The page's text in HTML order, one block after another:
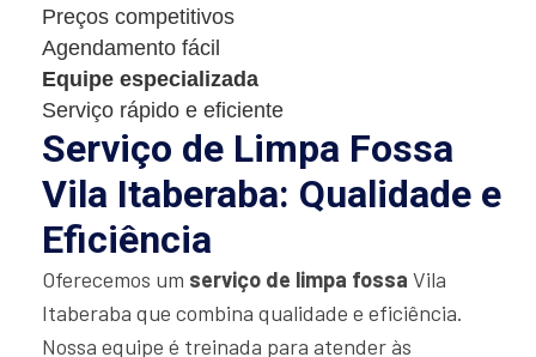
Preços competitivos
Agendamento fácil
Equipe especializada
Serviço rápido e eficiente
Serviço de Limpa Fossa
Vila Itaberaba: Qualidade e
Eficiência
Oferecemos um serviço de limpa fossa Vila
Itaberaba que combina qualidade e eficiência.
Nossa equipe é treinada para atender às